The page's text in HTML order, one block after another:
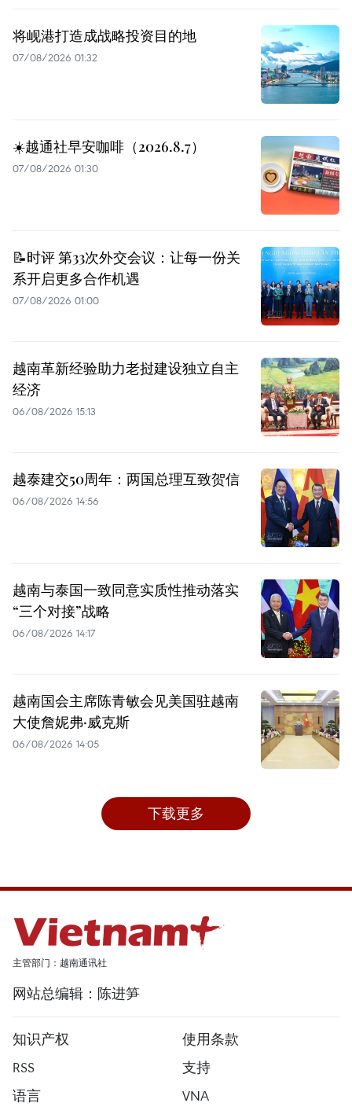
将岘港打造成战略投资目的地
07/08/2026 01:32
☀️越通社早安咖啡（2026.8.7）
07/08/2026 01:30
📝时评 第33次外交会议：让每一份关
系开启更多合作机遇
07/08/2026 01:00
越南革新经验助力老挝建设独立自主
经济
06/08/2026 15:13
越泰建交50周年：两国总理互致贺信
06/08/2026 14:56
越南与泰国一致同意实质性推动落实
“三个对接”战略
06/08/2026 14:17
越南国会主席陈青敏会见美国驻越南
大使詹妮弗·威克斯
06/08/2026 14:05
下载更多
主管部门：越南通讯社
网站总编辑：陈进笋
知识产权
使用条款
RSS
支持
语言
VNA